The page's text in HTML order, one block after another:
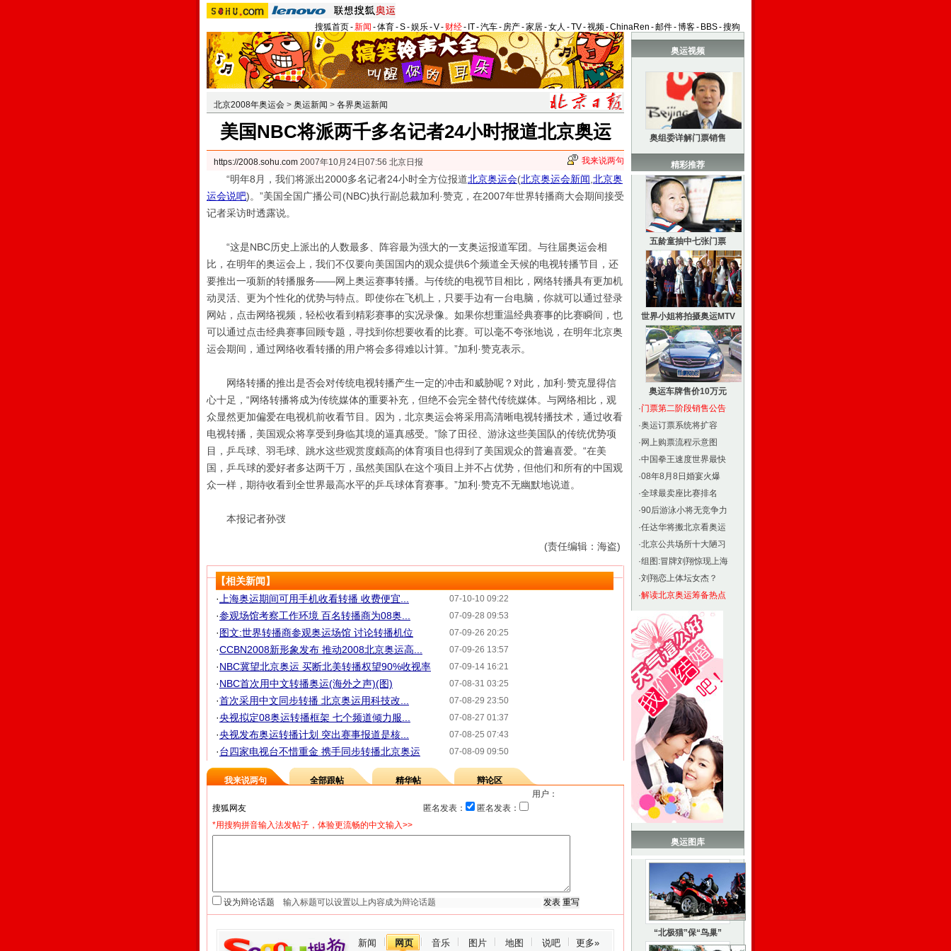
搜狐首页-新闻 -体育-S-娱乐-V- 财经- IT-汽车- 房产-家居-女人 -TV-视频-ChinaRen -邮件-博客- BBS-搜狗
北京2008年奥运会 > 奥运新闻 > 各界奥运新闻
美国NBC将派两千多名记者24小时报道北京奥运
https://2008.sohu.com 2007年10月24日07:56 北京日报 我来说两句
“明年8月，我们将派出2000多名记者24小时全方位报道北京奥运会(北京奥运会新闻 北京奥
运会说吧)。”美国全国广播公司(NBC)执行副总裁加利·赞克，在2007年世界转播商大会期间接受
记者采访时透露说。
“这是NBC历史上派出的人数最多、阵容最为强大的一支奥运报道军团。与往届奥运会相
比，在明年的奥运会上，我们不仅要向美国国内的观众提供6个频道全天候的电视转播节目，还
要推出一项新的转播服务——网上奥运赛事转播。与传统的电视节目相比，网络转播具有更加机
动灵活、更为个性化的优势与特点。即使你在飞机上，只要手边有一台电脑，你就可以通过登录
网站，点击网络视频，轻松收看到精彩赛事的实况录像。如果你想重温经典赛事的比赛瞬间，也
可以通过点击经典赛事回顾专题，寻找到你想要收看的比赛。可以毫不夸张地说，在明年北京奥
运会期间，通过网络收看转播的用户将会多得难以计算。”加利·赞克表示。
网络转播的推出是否会对传统电视转播产生一定的冲击和威胁呢？对此，加利·赞克显得信
心十足，“网络转播将成为传统媒体的重要补充，但绝不会完全替代传统媒体。与网络相比，观
众显然更加偏爱在电视机前收看节目。因为，北京奥运会将采用高清晰电视转播技术，通过收看
电视转播，美国观众将享受到身临其境的逼真感受。”除了田径、游泳这些美国队的传统优势项
目，乒乓球、羽毛球、跳水这些观赏度颇高的体育项目也得到了美国观众的普遍喜爱。“在美
国，乒乓球的爱好者多达两千万，虽然美国队在这个项目上并不占优势，但他们和所有的中国观
众一样，期待收看到全世界最高水平的乒乓球体育赛事。”加利·赞克不无幽默地说道。
本报记者孙弢
(责任编辑：海盗)
【相关新闻】
07-10-10 09:22
· 上海奥运期间可用手机收看转播 收费便宜...
07-09-28 09:53
·参观场馆考察工作环境 百名转播商为08奥...
07-09-26 20:25
·图文:世界转播商参观奥运场馆 讨论转播机位
07-09-26 13:57
·CCBN2008新形象发布 推动2008北京奥运高...
07-09-14 16:21
·NBC冀望北京奥运 买断北美转播权望90%收视率
07-08-31 03:25
·NBC首次用中文转播奥运(海外之声)(图)
07-08-29 23:50
·首次采用中文同步转播 北京奥运用科技改...
07-08-27 01:37
·央视拟定08奥运转播框架 七个频道倾力服...
07-08-25 07:43
·央视发布奥运转播计划 突出赛事报道是核...
07-08-09 09:50
·台四家电视台不惜重金 携手同步转播北京奥运
我来说两句 全部跟帖 精华帖
辩论区
用户：
匿名发表：
匿名发表：
*用搜狗拼音输入法发帖子，体验更流畅的中文输入>>
设为辩论话题
新闻 网页 音乐 图片 地图 说吧 更多»
奥运视频
奥组委详解门票销售
精彩推荐
五龄童抽中七张门票
世界小姐将拍摄奥运MTV
奥运车牌售价10万元
·门票第二阶段销售公告
·奥运订票系统将扩容
· 网上购票流程示意图
·中国拳王速度世界最快
·08年8月8日婚宴火爆
·全球最卖座比赛排名
·90后游泳小将无竞争力
·任达华将搬北京看奥运
·北京公共场所十大陋习
·组图:冒牌刘翔惊现上海
·刘翔恋上体坛女杰？
·解读北京奥运筹备热点
奥运图库
“北极猫”保“鸟巢”